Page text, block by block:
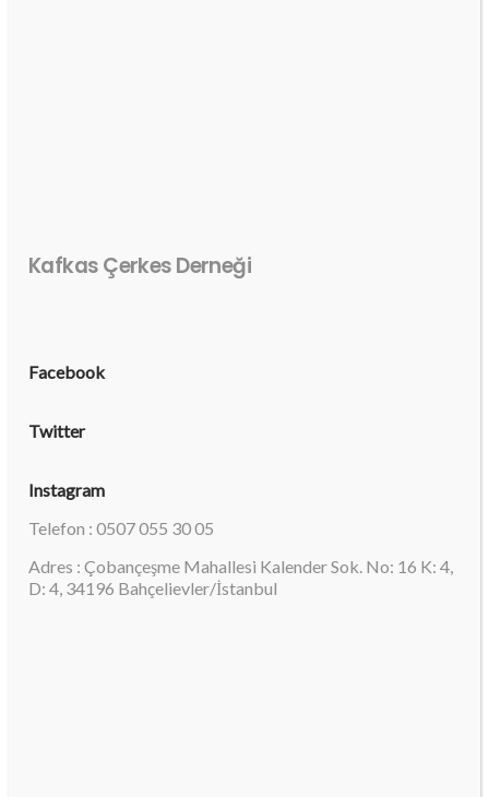
Kafkas Çerkes Derneği
Facebook
Twitter
Instagram
Telefon : 0507 055 30 05
Adres : Çobançeşme Mahallesi Kalender Sok. No: 16 K: 4,
D: 4, 34196 Bahçelievler/İstanbul